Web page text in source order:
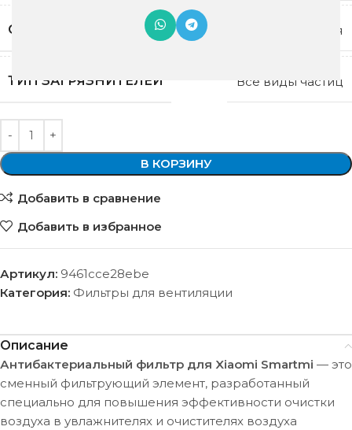
ОЧИСТКА ФИЛЬТРА не допускается
ТИП ЗАГРЯЗНИТЕЛЕЙ Все виды частиц
В КОРЗИНУ
Добавить в сравнение
Добавить в избранное
Артикул: 9461cce28ebe
Категория: Фильтры для вентиляции
Описание
Антибактериальный фильтр для Xiaomi Smartmi — это
сменный фильтрующий элемент, разработанный
специально для повышения эффективности очистки
воздуха в увлажнителях и очистителях воздуха